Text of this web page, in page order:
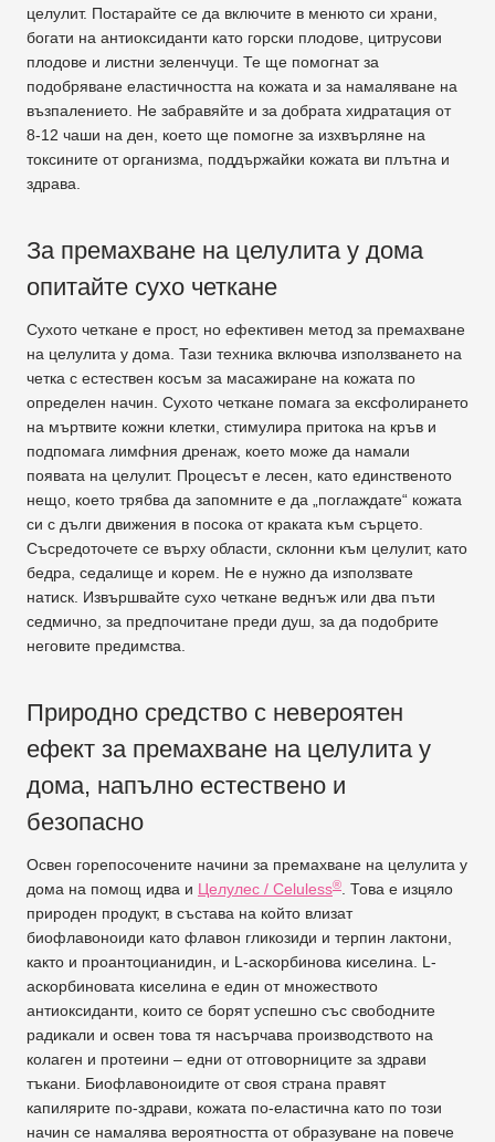
целулит. Постарайте се да включите в менюто си храни,
богати на антиоксиданти като горски плодове, цитрусови
плодове и листни зеленчуци. Те ще помогнат за
подобряване еластичността на кожата и за намаляване на
възпалението. Не забравяйте и за добрата хидратация от
8-12 чаши на ден, което ще помогне за изхвърляне на
токсините от организма, поддържайки кожата ви плътна и
здрава.
За премахване на целулита у дома
опитайте сухо четкане
Сухото четкане е прост, но ефективен метод за премахване
на целулита у дома. Тази техника включва използването на
четка с естествен косъм за масажиране на кожата по
определен начин. Сухото четкане помага за ексфолирането
на мъртвите кожни клетки, стимулира притока на кръв и
подпомага лимфния дренаж, което може да намали
появата на целулит. Процесът е лесен, като единственото
нещо, което трябва да запомните е да „поглаждате“ кожата
си с дълги движения в посока от краката към сърцето.
Съсредоточете се върху области, склонни към целулит, като
бедра, седалище и корем. Не е нужно да използвате
натиск. Извършвайте сухо четкане веднъж или два пъти
седмично, за предпочитане преди душ, за да подобрите
неговите предимства.
Природно средство с невероятен
ефект за премахване на целулита у
дома, напълно естествено и
безопасно
Освен горепосочените начини за премахване на целулита у
дома на помощ идва и Целулес / Celuless®
. Това е изцяло
природен продукт, в състава на който влизат
биофлавоноиди като флавон гликозиди и терпин лактони,
както и проантоцианидин, и L-аскорбинова киселина. L-
аскорбиновата киселина е един от множеството
антиоксиданти, които се борят успешно със свободните
радикали и освен това тя насърчава производството на
колаген и протеини – едни от отговорниците за здрави
тъкани. Биофлавоноидите от своя страна правят
капилярите по-здрави, кожата по-еластична като по този
начин се намалява вероятността от образуване на повече